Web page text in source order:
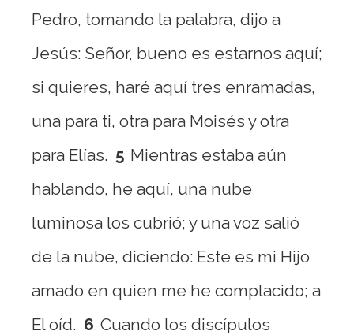
Pedro, tomando la palabra, dijo a
Jesús: Señor, bueno es estarnos aquí;
si quieres, haré aquí tres enramadas,
una para ti, otra para Moisés y otra
para Elías. 5 Mientras estaba aún
hablando, he aquí, una nube
luminosa los cubrió; y una voz salió
de la nube, diciendo: Este es mi Hijo
amado en quien me he complacido; a
El oíd. 6 Cuando los discípulos